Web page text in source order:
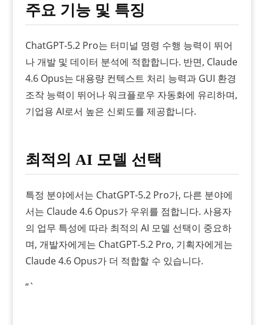
주요 기능 및 특징
ChatGPT-5.2 Pro는 터미널 명령 수행 능력이 뛰어
나 개발 및 데이터 분석에 적합합니다. 반면, Claude
4.6 Opus는 대용량 컨텍스트 처리 능력과 GUI 환경
조작 능력이 뛰어나 워크플로우 자동화에 유리하며,
기업용 AI로서 높은 신뢰도를 제공합니다.
최적의 AI 모델 선택
특정 분야에서는 ChatGPT-5.2 Pro가, 다른 분야에
서는 Claude 4.6 Opus가 우위를 점합니다. 사용자
의 업무 특성에 따라 최적의 AI 모델 선택이 중요하
며, 개발자에게는 ChatGPT-5.2 Pro, 기획자에게는
Claude 4.6 Opus가 더 적합할 수 있습니다.
“`